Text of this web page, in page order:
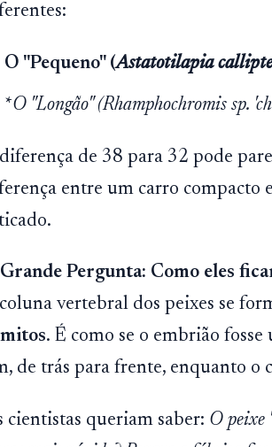
O "Pequeno" (Astatotilapia
*O "Longão" (Rhamphochromis sp.
de 38 para 32 pode
entre um carro compacto
Pergunta: Como eles
vertebral dos peixes se
. É como se o embrião
de trás para frente, enquanto o
cientistas queriam saber: O peixe